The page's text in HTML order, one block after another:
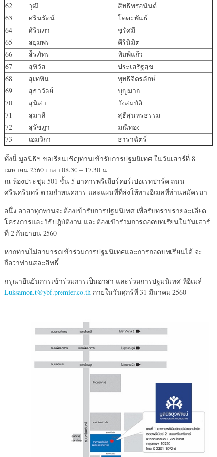
62 วุฒิ
สิทธิพรอนันต์
63
ศรินรัตน์
โคตะพันธ์
64
ศิรินภา
ชูรัศมี
65
สยุมพร
คีรีนิมิต
66
สิิรภัทร
พิมพ์แก้ว
67
สุทิวัส
ประเสริฐสุข
68
สุเทพิน
พุทธิจิตรลักษ์
69
สุธาวัลย์
บุญมาก
70
สุนิสา
วังสมบัติ
71
สุมาลี
สุธีสุนทรธรรม
72
สุรัชฎา
มณีทอง
73
เอมวิกา ธาราฉัตร์
ทั้งนี้ มูลนิธิฯ ขอเรียนเชิญท่านเข้ารับการปฐมนิเทศ ในวันเสาร์ที่ 8
เมษายน 2560 เวลา 08.30 – 17.30 น.
ณ ห้องประชุม 501 ชั้น 5 อาคารพรีเมียร์คอร์เปอเรทปาร์ค ถนน
ศรีนครินทร์ ตามกำหนดการ และแผนที่ที่ส่งให้ทางอีเมลที่ท่านสมัครมา
อนึ่ง อาสาทุกท่านจะต้องเข้ารับการปฐมนิเทศ เพื่อรับทราบรายละเอียด
โครงการและวิธีปฎิบัติงาน และต้องเข้าร่วมการถอดบทเรียนในวันเสาร์
ที่ 2 กันยายน 2560
หากท่านไม่สามารถเข้าร่วมการปฐมนิเทศและการถอดบทเรียนได้ จะ
ถือว่าท่านสละสิทธิ์
กรุณายืนยันการเข้าร่วมการเป็นอาสา และร่วมการปฐมนิเทศ ที่อีเมล์
Luksamon.t@ybf.premier.co.thภายในวันศุกร์ที่ 31 มีนาคม 2560